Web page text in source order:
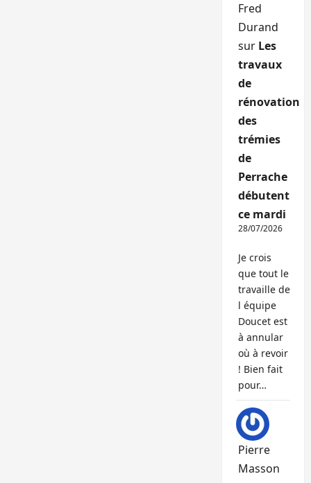
Fred
Durand
sur Les
travaux
de
rénovation
des
trémies
de
Perrache
débutent
ce mardi
28/07/2026
Je crois
que tout le
travaille de
l équipe
Doucet est
à annular
où à revoir
! Bien fait
pour…
Pierre
Masson